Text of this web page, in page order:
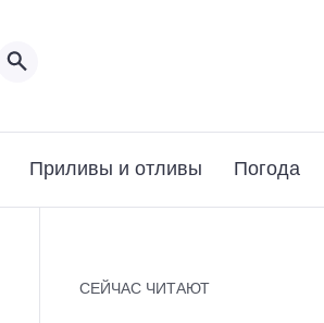
Приливы и отливы Погода
СЕЙЧАС ЧИТАЮТ